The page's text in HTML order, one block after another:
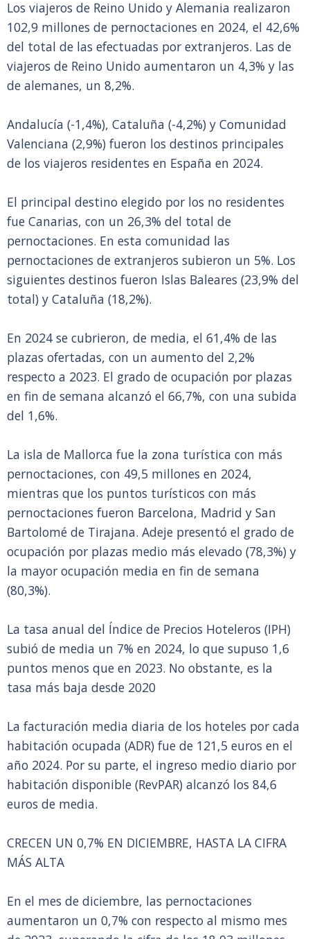
Los viajeros de Reino Unido y Alemania realizaron
102,9 millones de pernoctaciones en 2024, el 42,6%
del total de las efectuadas por extranjeros. Las de
viajeros de Reino Unido aumentaron un 4,3% y las
de alemanes, un 8,2%.
Andalucía (-1,4%), Cataluña (-4,2%) y Comunidad
Valenciana (2,9%) fueron los destinos principales
de los viajeros residentes en España en 2024.
El principal destino elegido por los no residentes
fue Canarias, con un 26,3% del total de
pernoctaciones. En esta comunidad las
pernoctaciones de extranjeros subieron un 5%. Los
siguientes destinos fueron Islas Baleares (23,9% del
total) y Cataluña (18,2%).
En 2024 se cubrieron, de media, el 61,4% de las
plazas ofertadas, con un aumento del 2,2%
respecto a 2023. El grado de ocupación por plazas
en fin de semana alcanzó el 66,7%, con una subida
del 1,6%.
La isla de Mallorca fue la zona turística con más
pernoctaciones, con 49,5 millones en 2024,
mientras que los puntos turísticos con más
pernoctaciones fueron Barcelona, Madrid y San
Bartolomé de Tirajana. Adeje presentó el grado de
ocupación por plazas medio más elevado (78,3%) y
la mayor ocupación media en fin de semana
(80,3%).
La tasa anual del Índice de Precios Hoteleros (IPH)
subió de media un 7% en 2024, lo que supuso 1,6
puntos menos que en 2023. No obstante, es la
tasa más baja desde 2020
La facturación media diaria de los hoteles por cada
habitación ocupada (ADR) fue de 121,5 euros en el
año 2024. Por su parte, el ingreso medio diario por
habitación disponible (RevPAR) alcanzó los 84,6
euros de media.
CRECEN UN 0,7% EN DICIEMBRE, HASTA LA CIFRA
MÁS ALTA
En el mes de diciembre, las pernoctaciones
aumentaron un 0,7% con respecto al mismo mes